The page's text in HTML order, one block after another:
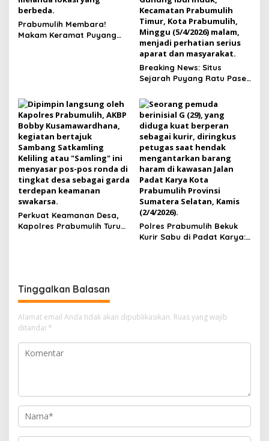
Prabumulih Membara!
Makam Keramat Puyang
Breaking News: Situs
Sejarah Puyang Ratu Pase
Polisi Pasang Garis Polisi!
Perkuat Keamanan Desa,
Kapolres Prabumulih Turun
Polres Prabumulih Bekuk
Kurir Sabu di Padat Karya:
Tinggalkan Balasan
Alamat email Anda tidak akan dipublikasikan. Ruas yang wajib
ditandai *